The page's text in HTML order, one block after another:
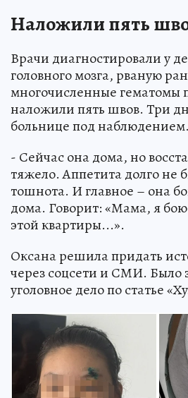
Наложили пять
Врачи диагностировали у
головного мозга, рваную
многочисленные гематомы
наложили пять швов. Три
больнице под наблюдением.
- Сейчас она дома, но
тяжело. Аппетита долго не
тошнота. И главное – она
дома. Говорит: «Мама, я
этой квартиры...».
Оксана решила придать
через соцсети и СМИ. Было
уголовное дело по статье